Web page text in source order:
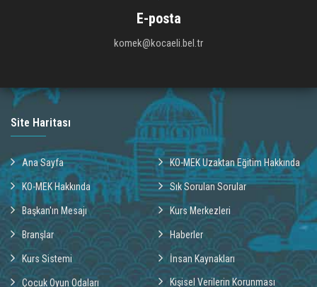
E-posta
komek@kocaeli.bel.tr
Site Haritası
Ana Sayfa KO-MEK Uzaktan Eğitim Hakkında
KO-MEK Hakkında Sık Sorulan Sorular
Başkan'ın Mesajı Kurs Merkezleri
Branşlar Haberler
Kurs Sistemi İnsan Kaynakları
Çocuk Oyun Odaları Kişisel Verilerin Korunması